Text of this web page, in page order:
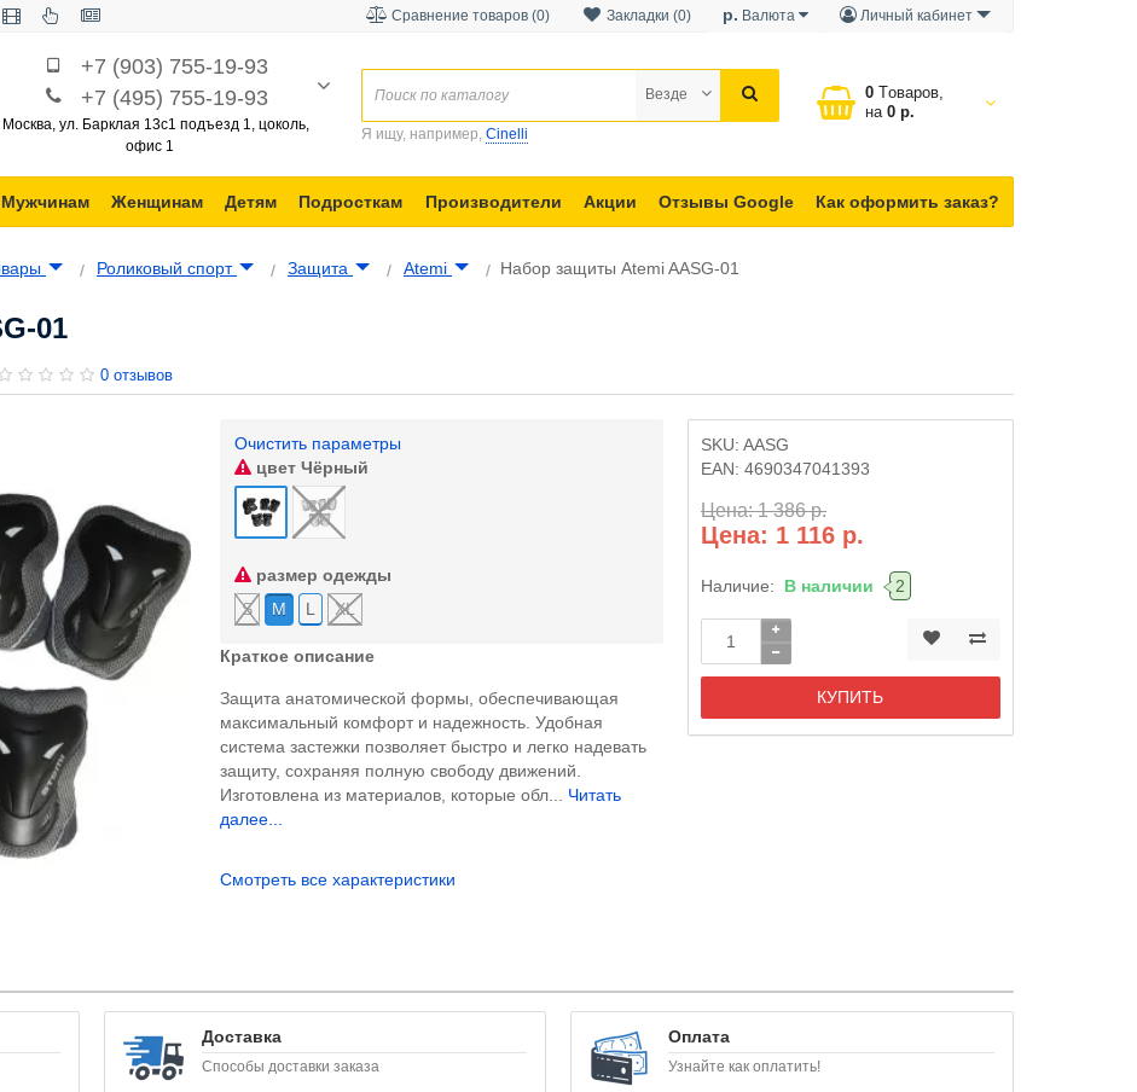
Личный кабинет
р. Валюта
Закладки (0)
Сравнение товаров (0)
+7 (903) 755-19-93
+7 (495) 755-19-93
Москва, ул. Барклая 13с1 подъезд 1, цоколь,
офис 1
0 Tоваров,
на
0 р.
Везде
Я ищу, например, Cinelli
Мужчинам Женщинам Детям Подросткам Производители Акции Отзывы Google Как оформить заказ?
Роликовый спорт Защита Atemi Набор защиты Atemi AASG-01
01
0 отзывов
Очистить параметры
цветЧёрный
размер одежды
S
M L XL
Краткое описание
Защита анатомической формы, обеспечивающая
максимальный комфорт и надежность. Удобная
система застежки позволяет быстро и легко надевать
защиту, сохраняя полную свободу движений.
Изготовлена из материалов, которые обл... Читать
далее...
Смотреть все характеристики
SKU: AASG
EAN: 4690347041393
Цена: 1 386 р.
Цена: 1 116 р.
Наличие: В наличии 2
КУПИТЬ
Доставка
Способы доставки заказа
Оплата
Узнайте как оплатить!